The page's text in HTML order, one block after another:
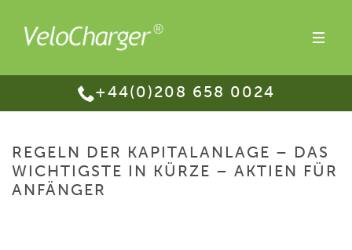
+44(0)208 658 0024
REGELN DER KAPITALANLAGE – DAS
WICHTIGSTE IN KÜRZE – AKTIEN FÜR
ANFÄNGER